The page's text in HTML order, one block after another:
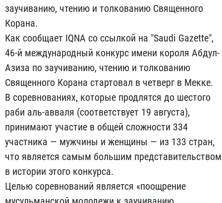
заучиванию, чтению и толкованию Священного
Корана.
Как сообщает IQNA со ссылкой на "Saudi Gazette",
46-й международный конкурс имени короля Абдул-
Азиза по заучиванию, чтению и толкованию
Священного Корана стартовал в четверг в Мекке.
В соревнованиях, которые продлятся до шестого
раби аль-авваля (соответствует 19 августа),
принимают участие в общей сложности 334
участника — мужчины и женщины — из 133 стран,
что является самым большим представительством
в истории этого конкурса.
Целью соревнований является «поощрение